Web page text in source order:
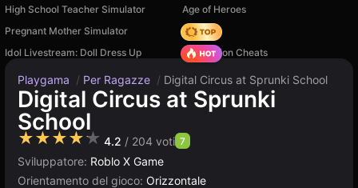
High School Teacher Simulator
Age of Heroes
Pregnant Mother Simulator
Hedgies
Idol Livestream: Doll Dress Up
PVZ Fusion Cheats
Playgama / Per Ragazze / Digital Circus at Sprunki School
Digital Circus at Sprunki
School
★★★★★ 4.2 / 204 voti 7
Sviluppatore: Roblo X Game
Orientamento del gioco: Orizzontale